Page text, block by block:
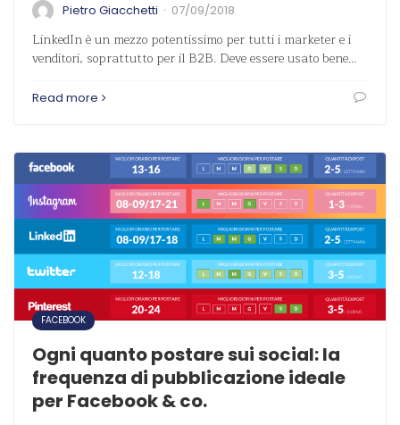
Pietro Giacchetti · 07/09/2018
LinkedIn è un mezzo potentissimo per tutti i marketer e i
venditori, soprattutto per il B2B. Deve essere usato bene…
Read more
FACEBOOK
Ogni quanto postare sui social: la
frequenza di pubblicazione ideale
per Facebook & co.